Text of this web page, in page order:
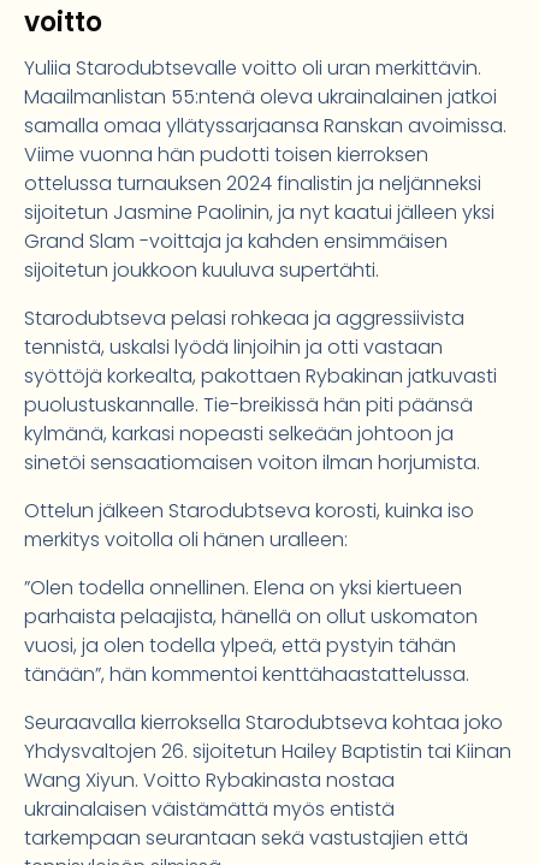
voitto
Yuliia Starodubtsevalle voitto oli uran merkittävin.
Maailmanlistan 55:ntenä oleva ukrainalainen jatkoi
samalla omaa yllätyssarjaansa Ranskan avoimissa.
Viime vuonna hän pudotti toisen kierroksen
ottelussa turnauksen 2024 finalistin ja neljänneksi
sijoitetun Jasmine Paolinin, ja nyt kaatui jälleen yksi
Grand Slam -voittaja ja kahden ensimmäisen
sijoitetun joukkoon kuuluva supertähti.
Starodubtseva pelasi rohkeaa ja aggressiivista
tennistä, uskalsi lyödä linjoihin ja otti vastaan
syöttöjä korkealta, pakottaen Rybakinan jatkuvasti
puolustuskannalle. Tie-breikissä hän piti päänsä
kylmänä, karkasi nopeasti selkeään johtoon ja
sinetöi sensaatiomaisen voiton ilman horjumista.
Ottelun jälkeen Starodubtseva korosti, kuinka iso
merkitys voitolla oli hänen uralleen:
”Olen todella onnellinen. Elena on yksi kiertueen
parhaista pelaajista, hänellä on ollut uskomaton
vuosi, ja olen todella ylpeä, että pystyin tähän
tänään”, hän kommentoi kenttähaastattelussa.
Seuraavalla kierroksella Starodubtseva kohtaa joko
Yhdysvaltojen 26. sijoitetun Hailey Baptistin tai Kiinan
Wang Xiyun. Voitto Rybakinasta nostaa
ukrainalaisen väistämättä myös entistä
tarkempaan seurantaan sekä vastustajien että